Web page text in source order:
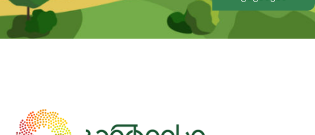
Alternative: